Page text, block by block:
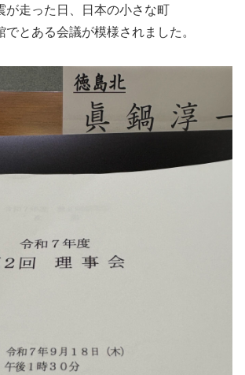
が走った日、日本の小さな町
とある会議が模様されました。